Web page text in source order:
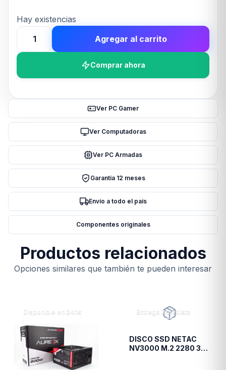
Hay existencias
Memoria
Ram
3200MHz
1.2
Agregar al carrito
Comprar ahora
Ver PC Gamer
Ver Computadoras
Ver PC Armadas
Garantía 12 meses
Envío a todo el país
Componentes originales
Productos relacionados
Opciones similares que también te pueden interesar
Disponible en 24hs Entrega inmediata
DISCO SSD NETAC
NV3000 M.2 2280 3D